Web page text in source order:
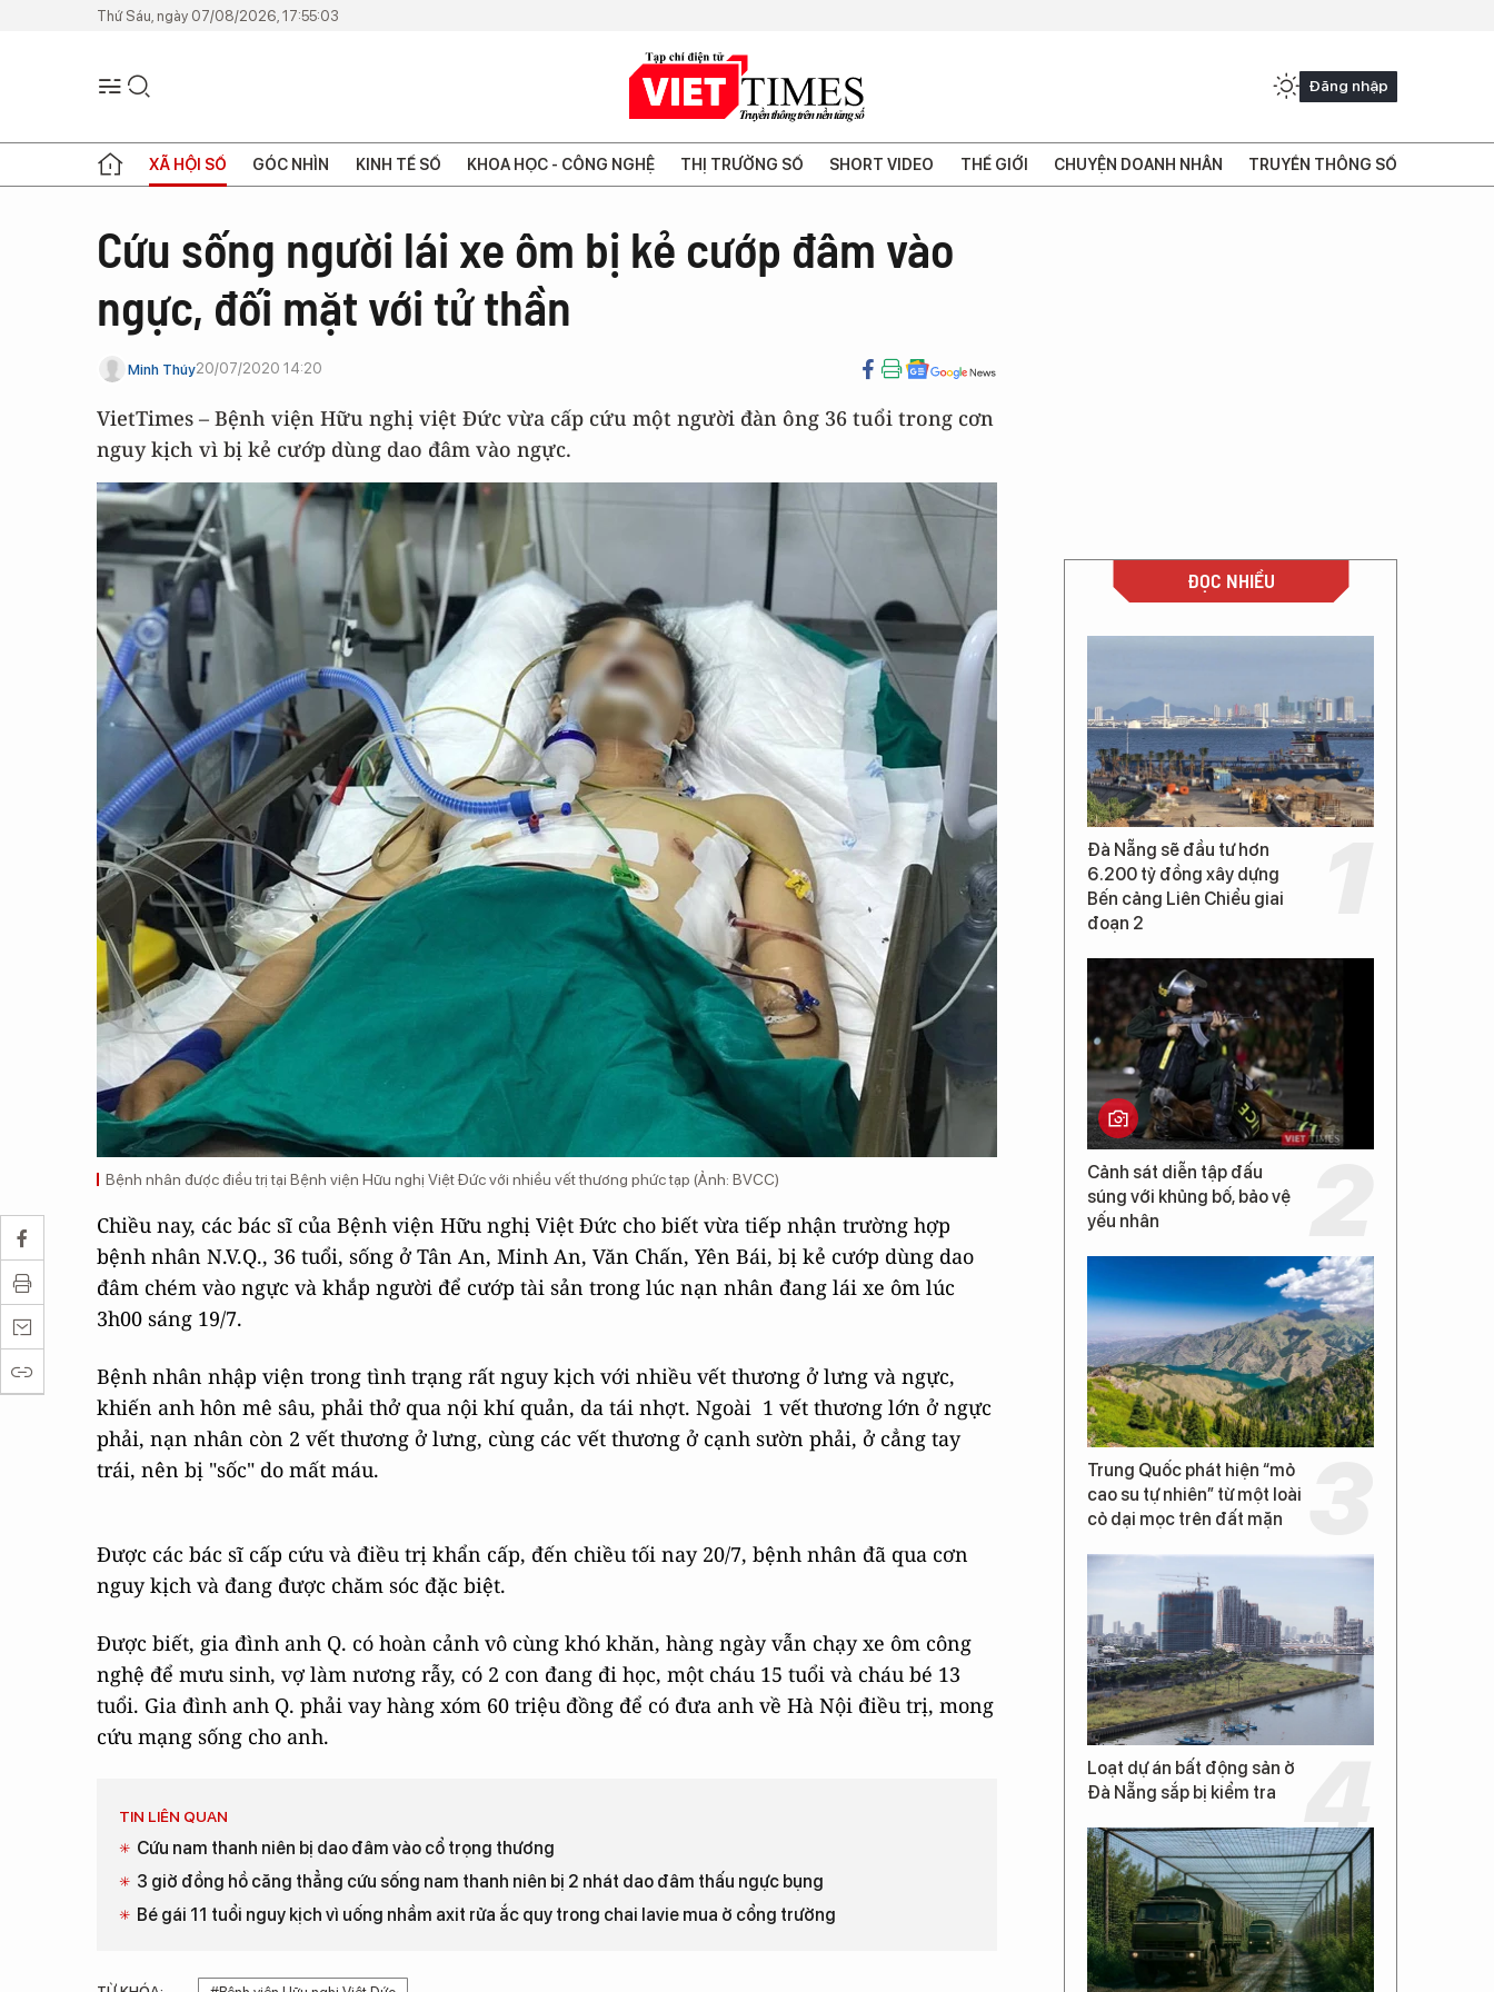
Thứ Sáu, ngày 07/08/2026, 17:55:03
Đăng nhập
XÃ HỘI SỐ GÓC NHÌN KINH TẾ SỐ KHOA HỌC - CÔNG NGHỆ THỊ TRƯỜNG SỐ SHORT VIDEO THẾ GIỚI CHUYỆN DOANH NHÂN TRUYỀN THÔNG SỐ
Cứu sống người lái xe ôm bị kẻ cướp đâm vào
ngực, đối mặt với tử thần
Minh Thúy20/07/2020 14:20
VietTimes – Bệnh viện Hữu nghị việt Đức vừa cấp cứu một người đàn ông 36 tuổi trong cơn
nguy kịch vì bị kẻ cướp dùng dao đâm vào ngực.
Bệnh nhân được điều trị tại Bệnh viện Hữu nghị Việt Đức với nhiều vết thương phức tạp (Ảnh: BVCC)
Chiều nay, các bác sĩ của Bệnh viện Hữu nghị Việt Đức cho biết vừa tiếp nhận trường hợp
bệnh nhân N.V.Q., 36 tuổi, sống ở Tân An, Minh An, Văn Chấn, Yên Bái, bị kẻ cướp dùng dao
đâm chém vào ngực và khắp người để cướp tài sản trong lúc nạn nhân đang lái xe ôm lúc
3h00 sáng 19/7.
Bệnh nhân nhập viện trong tình trạng rất nguy kịch với nhiều vết thương ở lưng và ngực,
khiến anh hôn mê sâu, phải thở qua nội khí quản, da tái nhợt. Ngoài 1 vết thương lớn ở ngực
phải, nạn nhân còn 2 vết thương ở lưng, cùng các vết thương ở cạnh sườn phải, ở cẳng tay
trái, nên bị "sốc" do mất máu.
Được các bác sĩ cấp cứu và điều trị khẩn cấp, đến chiều tối nay 20/7, bệnh nhân đã qua cơn
nguy kịch và đang được chăm sóc đặc biệt.
Được biết, gia đình anh Q. có hoàn cảnh vô cùng khó khăn, hàng ngày vẫn chạy xe ôm công
nghệ để mưu sinh, vợ làm nương rẫy, có 2 con đang đi học, một cháu 15 tuổi và cháu bé 13
tuổi. Gia đình anh Q. phải vay hàng xóm 60 triệu đồng để có đưa anh về Hà Nội điều trị, mong
cứu mạng sống cho anh.
TIN LIÊN QUAN
Cứu nam thanh niên bị dao đâm vào cổ trọng thương
3 giờ đồng hồ căng thẳng cứu sống nam thanh niên bị 2 nhát dao đâm thấu ngực bụng
Bé gái 11 tuổi nguy kịch vì uống nhầm axit rửa ắc quy trong chai lavie mua ở cổng trường
ĐỌC NHIỀU
Đà Nẵng sẽ đầu tư hơn
6.200 tỷ đồng xây dựng
Bến cảng Liên Chiểu giai
đoạn 2
Cảnh sát diễn tập đấu
súng với khủng bố, bảo vệ
yếu nhân
Trung Quốc phát hiện “mỏ
cao su tự nhiên” từ một loài
cỏ dại mọc trên đất mặn
Loạt dự án bất động sản ở
Đà Nẵng sắp bị kiểm tra